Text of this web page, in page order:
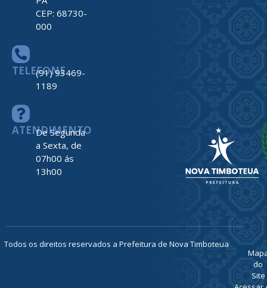
CEP: 68730-
000
TELEFONE
(91) 93469-
1189
ATENDIMENTO
De Segunda
a Sexta, de
07h00 ás
13h00
Todos os direitos reservados a Prefeitura de Nova Timboteua
do
Site